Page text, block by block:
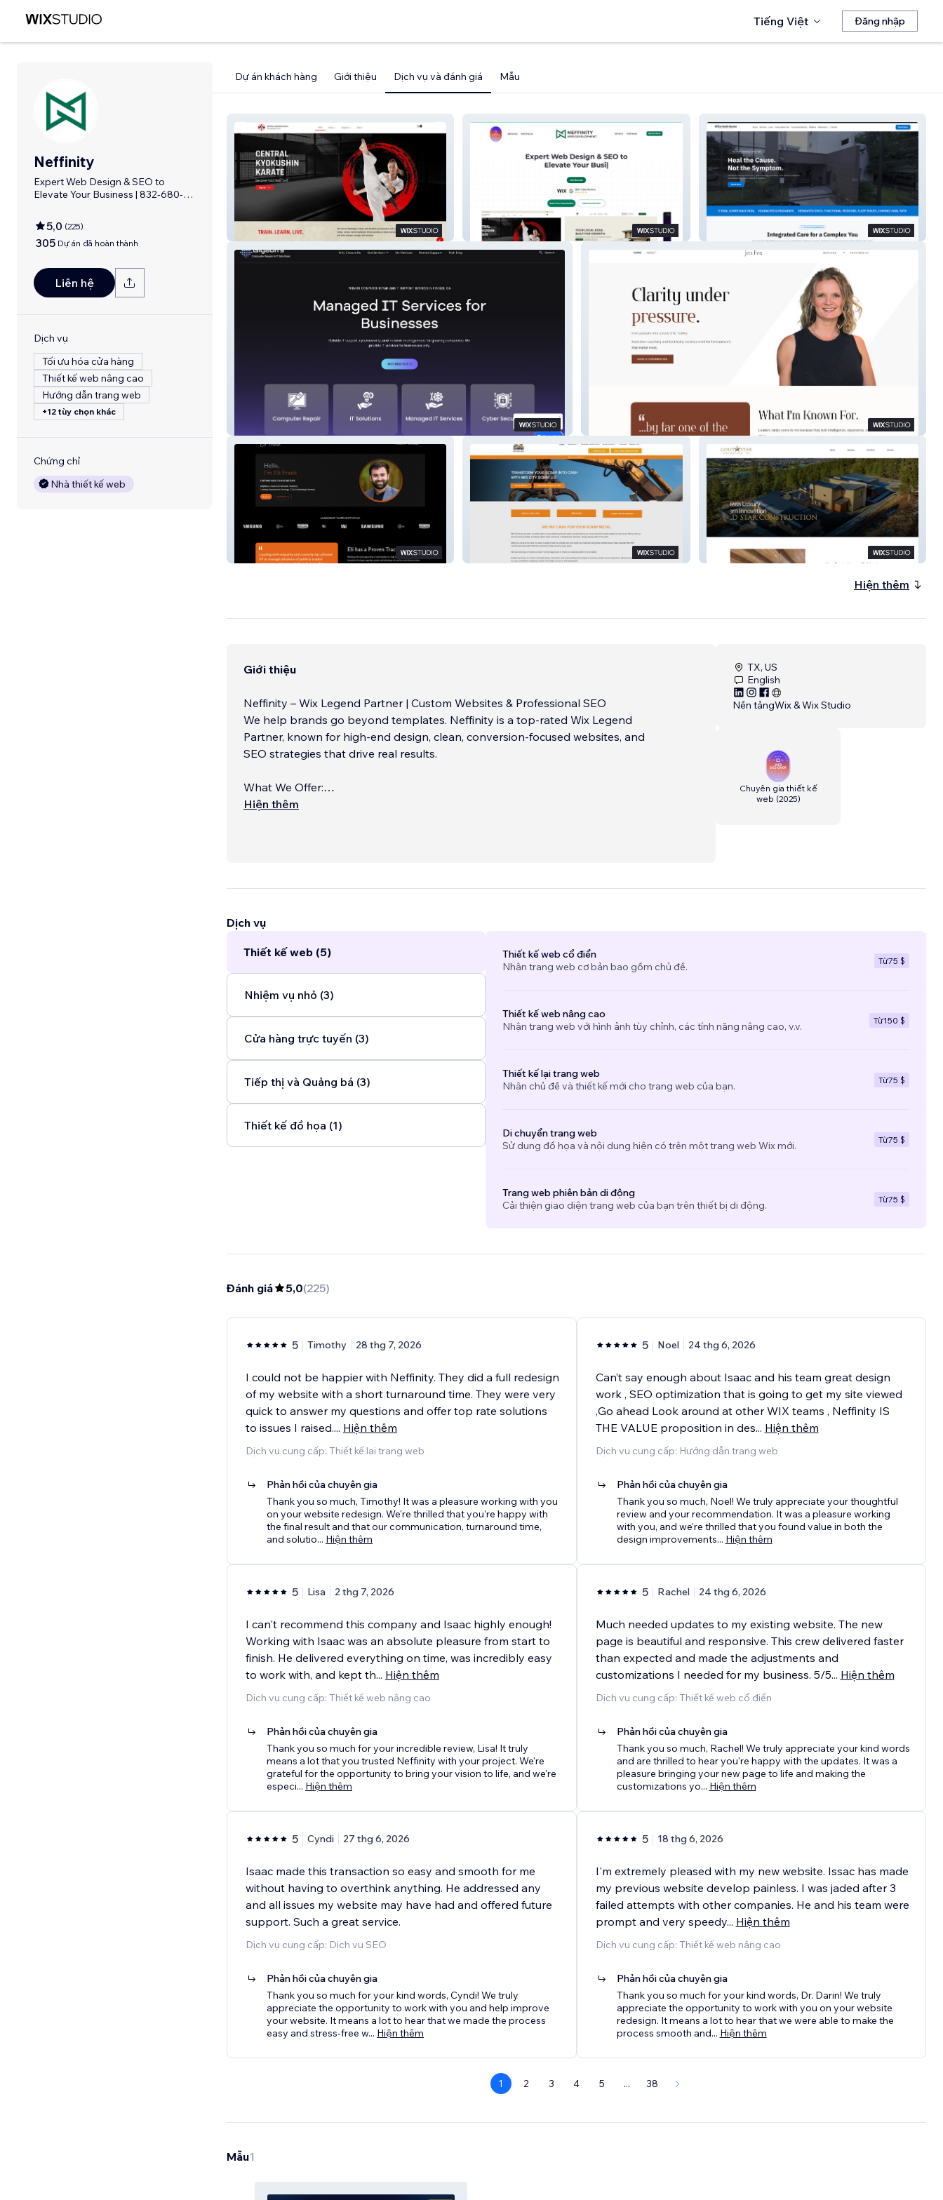
Tiếng Việt Đăng nhập
Neffinity
Expert Web Design & SEO to
Elevate Your Business | 832-680-
5,0 (225)
305 Dự án đã hoàn thành
Liên hệ
Dịch vụ
Tối ưu hóa cửa hàng
Thiết kế web nâng cao
Hướng dẫn trang web
+12 tùy chọn khác
Chứng chỉ
Nhà thiết kế web
Dự án khách hàng Giới thiệu Dịch vụ và đánh giá Mẫu
Ultimate Truth Neffinity Natural Health Houston
Gigabits Jenfox.me
Eli Frank Mid City Scrap GOLD STAR CONSTRUCTION
Hiện thêm
Giới thiệu
Neffinity – Wix Legend Partner | Custom Websites & Professional SEO
We help brands go beyond templates. Neffinity is a top-rated Wix Legend
Partner, known for high-end design, clean, conversion-focused websites, and
SEO strategies that drive real results.
What We Offer:
– ✨ Website Design & Development
Hiện thêm
TX, US
English
Nền tảngWix & Wix Studio
Chuyên gia thiết kế
web (2025)
Dịch vụ
Thiết kế web (5)
Nhiệm vụ nhỏ (3)
Cửa hàng trực tuyến (3)
Tiếp thị và Quảng bá (3)
Thiết kế đồ họa (1)
Thiết kế web cổ điển
Nhận trang web cơ bản bao gồm chủ đề.
Từ75 $
Thiết kế web nâng cao
Nhận trang web với hình ảnh tùy chỉnh, các tính năng nâng cao, v.v.
Từ150 $
Thiết kế lại trang web
Nhận chủ đề và thiết kế mới cho trang web của bạn.
Từ75 $
Di chuyển trang web
Sử dụng đồ họa và nội dung hiện có trên một trang web Wix mới.
Từ75 $
Trang web phiên bản di động
Cải thiện giao diện trang web của bạn trên thiết bị di động.
Từ75 $
Đánh giá 5,0(225)
5 Timothy 28 thg 7, 2026
I could not be happier with Neffinity. They did a full redesign
of my website with a short turnaround time. They were very
quick to answer my questions and offer top rate solutions
to issues I raised.... Hiện thêm
Dịch vụ cung cấp: Thiết kế lại trang web
Phản hồi của chuyên gia
Thank you so much, Timothy! It was a pleasure working with you
on your website redesign. We're thrilled that you're happy with
the final result and that our communication, turnaround time,
and solutio... Hiện thêm
5 Lisa 2 thg 7, 2026
I can't recommend this company and Isaac highly enough!
Working with Isaac was an absolute pleasure from start to
finish. He delivered everything on time, was incredibly easy
to work with, and kept th... Hiện thêm
Dịch vụ cung cấp: Thiết kế web nâng cao
Phản hồi của chuyên gia
Thank you so much for your incredible review, Lisa! It truly
means a lot that you trusted Neffinity with your project. We're
grateful for the opportunity to bring your vision to life, and we're
especi... Hiện thêm
5 Cyndi 27 thg 6, 2026
Isaac made this transaction so easy and smooth for me
without having to overthink anything. He addressed any
and all issues my website may have had and offered future
support. Such a great service.
Dịch vụ cung cấp: Dịch vụ SEO
Phản hồi của chuyên gia
Thank you so much for your kind words, Cyndi! We truly
appreciate the opportunity to work with you and help improve
your website. It means a lot to hear that we made the process
easy and stress-free w... Hiện thêm
5 Noel 24 thg 6, 2026
Can’t say enough about Isaac and his team great design
work , SEO optimization that is going to get my site viewed
,Go ahead Look around at other WIX teams , Neffinity IS
THE VALUE proposition in des... Hiện thêm
Dịch vụ cung cấp: Hướng dẫn trang web
Phản hồi của chuyên gia
Thank you so much, Noel! We truly appreciate your thoughtful
review and your recommendation. It was a pleasure working
with you, and we're thrilled that you found value in both the
design improvements... Hiện thêm
5 Rachel 24 thg 6, 2026
Much needed updates to my existing website. The new
page is beautiful and responsive. This crew delivered faster
than expected and made the adjustments and
customizations I needed for my business. 5/5... Hiện thêm
Dịch vụ cung cấp: Thiết kế web cổ điển
Phản hồi của chuyên gia
Thank you so much, Rachel! We truly appreciate your kind words
and are thrilled to hear you're happy with the updates. It was a
pleasure bringing your new page to life and making the
customizations yo... Hiện thêm
5 18 thg 6, 2026
I'm extremely pleased with my new website. Issac has made
my previous website develop painless. I was jaded after 3
failed attempts with other companies. He and his team were
prompt and very speedy... Hiện thêm
Dịch vụ cung cấp: Thiết kế web nâng cao
Phản hồi của chuyên gia
Thank you so much for your kind words, Dr. Darin! We truly
appreciate the opportunity to work with you on your website
redesign. It means a lot to hear that we were able to make the
process smooth and... Hiện thêm
1 2 3 4 5 ... 38
Mẫu1